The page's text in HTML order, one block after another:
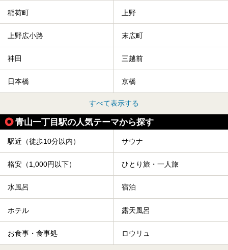
稲荷町 上野
上野広小路 末広町
神田 三越前
日本橋 京橋
すべて表示する
青山一丁目駅の人気テーマから探す
駅近（徒歩10分以内） サウナ
格安（1,000円以下） ひとり旅・一人旅
水風呂 宿泊
ホテル 露天風呂
お食事・食事処 ロウリュ